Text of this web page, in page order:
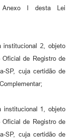
Anexo I desta Lei
institucional 2, objeto
de Registro de
SP, cuja certidão de
institucional 1, objeto
de Registro de
SP, cuja certidão de